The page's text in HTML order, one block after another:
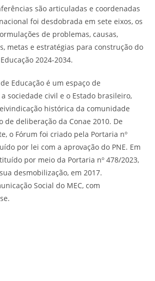
são articuladas e coordenadas
foi desdobrada em sete eixos, os
de problemas, causas,
metas e estratégias para construção do
2024-2034.
Educação é um espaço de
sociedade civil e o Estado brasileiro,
histórica da comunidade
de deliberação da Conae 2010. De
o Fórum foi criado pela Portaria nº
por lei com a aprovação do PNE. Em
por meio da Portaria nº 478/2023,
desmobilização, em 2017.
Social do MEC, com